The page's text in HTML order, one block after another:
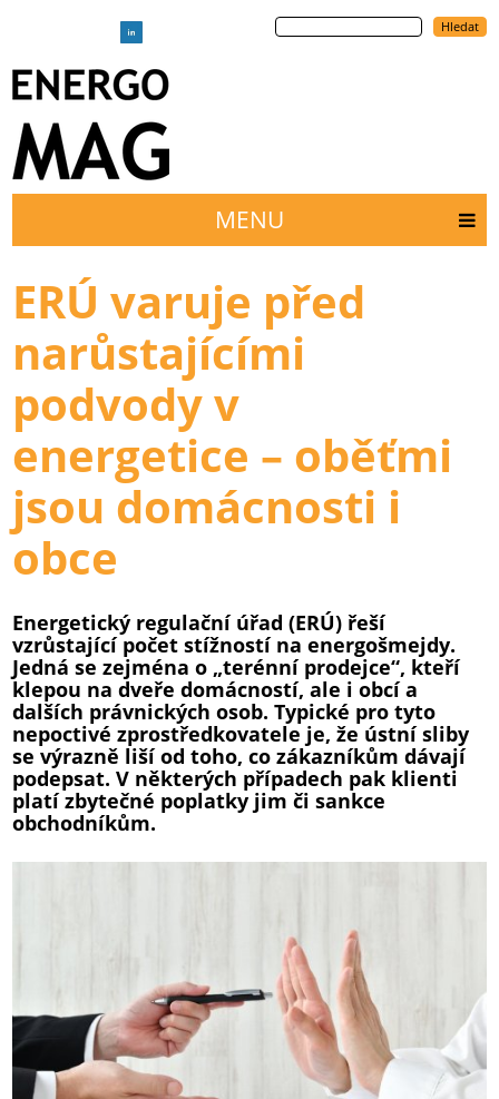
Hledat
menu
MENU
ERÚ varuje před
narůstajícími
podvody v
energetice – oběťmi
jsou domácnosti i
obce
Energetický regulační úřad (ERÚ) řeší
vzrůstající počet stížností na energošmejdy.
Jedná se zejména o „terénní prodejce“, kteří
klepou na dveře domácností, ale i obcí a
dalších právnických osob. Typické pro tyto
nepoctivé zprostředkovatele je, že ústní sliby
se výrazně liší od toho, co zákazníkům dávají
podepsat. V některých případech pak klienti
platí zbytečné poplatky jim či sankce
obchodníkům.